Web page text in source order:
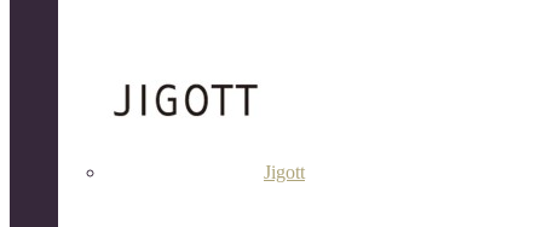
Jigott